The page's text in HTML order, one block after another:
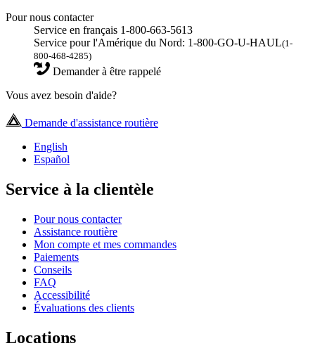
Pour nous contacter
Service en français 1-800-663-5613
Service pour l'Amérique du Nord: 1-800-GO-U-HAUL(1-
800-468-4285)
Demander à être rappelé
Vous avez besoin d'aide?
Demande d'assistance routière
English
Español
Service à la clientèle
Pour nous contacter
Assistance routière
Mon compte et mes commandes
Paiements
Conseils
FAQ
Accessibilité
Évaluations des clients
Locations